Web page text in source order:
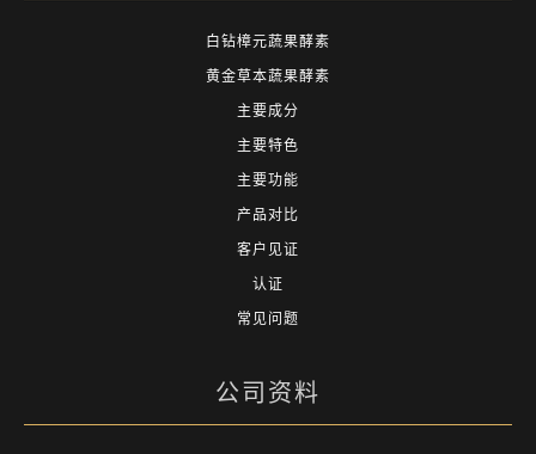
白钻樟元蔬果酵素
黄金草本蔬果酵素
主要成分
主要特色
主要功能
产品对比
客户见证
认证
常见问题
公司资料